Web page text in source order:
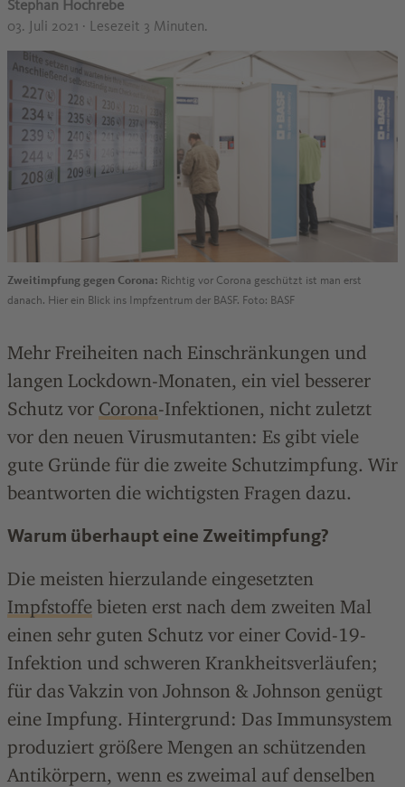
Stephan Hochrebe
03. Juli 2021 · Lesezeit 3 Minuten.
Zweitimpfung gegen Corona: Richtig vor Corona geschützt ist man erst
danach. Hier ein Blick ins Impfzentrum der BASF. Foto: BASF
Mehr Freiheiten nach Einschränkungen und
langen Lockdown-Monaten, ein viel besserer
Schutz vor Corona-Infektionen, nicht zuletzt
vor den neuen Virusmutanten: Es gibt viele
gute Gründe für die zweite Schutzimpfung. Wir
beantworten die wichtigsten Fragen dazu.
Warum überhaupt eine Zweitimpfung?
Die meisten hierzulande eingesetzten
Impfstoffe bieten erst nach dem zweiten Mal
einen sehr guten Schutz vor einer Covid-19-
Infektion und schweren Krankheitsverläufen;
für das Vakzin von Johnson & Johnson genügt
eine Impfung. Hintergrund: Das Immunsystem
produziert größere Mengen an schützenden
Antikörpern, wenn es zweimal auf denselben